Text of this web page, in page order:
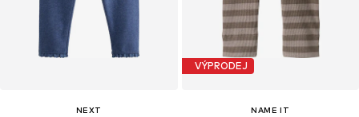
NEXT
VÝPRODEJ
NAME IT